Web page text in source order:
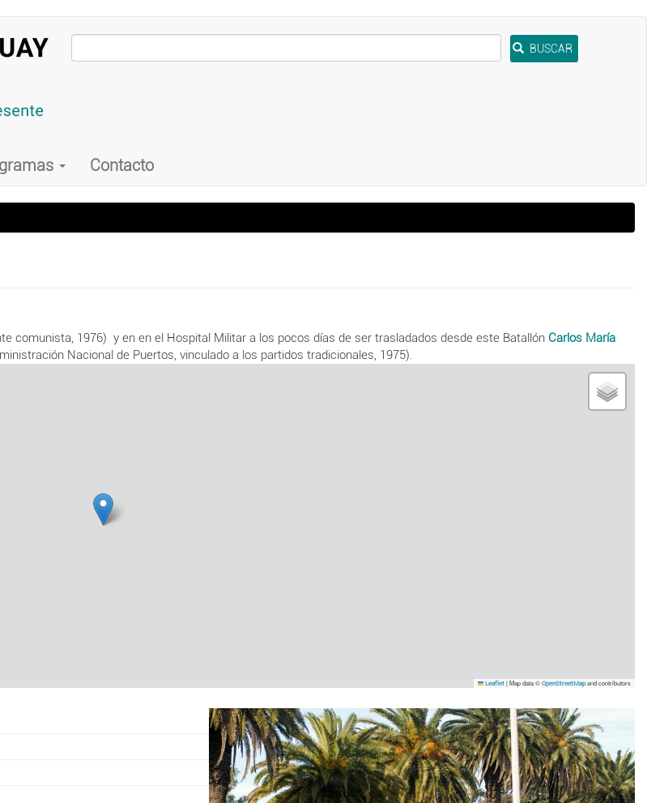
BUSCAR
Contacto
comunista, 1976) y en en el Hospital Militar a los pocos días de ser trasladados desde este Batallón Carlos María
Nacional de Puertos, vinculado a los partidos tradicionales, 1975).
Leaflet |Map data © OpenStreetMapand contributors